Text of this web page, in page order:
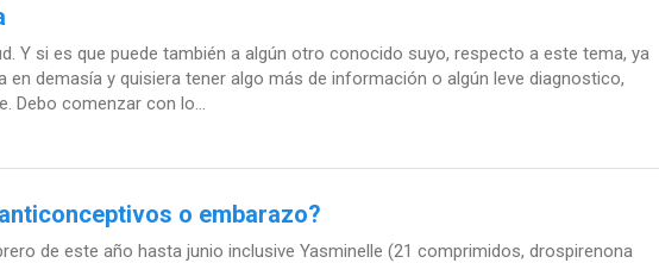
Y si es que puede también a algún otro conocido suyo, respecto a este tema, ya
en demasía y quisiera tener algo más de información o algún leve diagnostico,
Debo comenzar con lo...
o embarazo?
de este año hasta junio inclusive Yasminelle (21 comprimidos, drospirenona